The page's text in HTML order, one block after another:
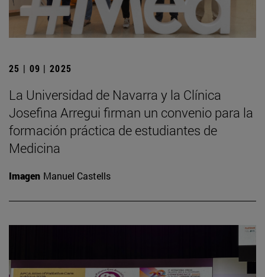
25 | 09 | 2025
La Universidad de Navarra y la Clínica
Josefina Arregui firman un convenio para la
formación práctica de estudiantes de
Medicina
Imagen Manuel Castells